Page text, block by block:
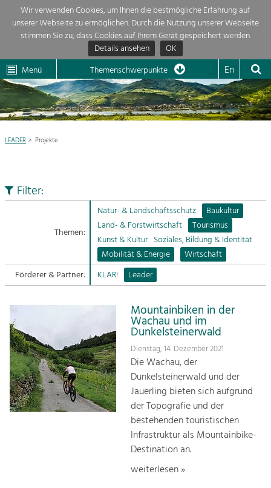
Wir verwenden Cookies, um Ihnen die bestmögliche Erfahrung auf
unserer Webseite zu ermöglichen. Durch die Nutzung unserer Webseite
stimmen Sie zu, dass Cookies auf Ihrem Gerät gespeichert werden.
Details ansehen
OK
Dunkelsteinerwald Klima
Menü Themenschwerpunkte En
Aktuelles 
Region 
Projekte
Mein Projekt 
Impressum
Kontakt
Themenübersicht
Die Regionalentwicklung in unserer Region ist sehr vielfältig. Deshalb
geben wir hier eine Übersicht über unsere Themenschwerpunkte. Für
mehr Informationen einfach das Thema anklicken und schon werden alle
Projekte in diesem Kontext angezeigt.
Natur- &
Baukultur
Ortsbild, Baukultur und nachhaltiges
Land- & Forstwirtschaft
Bewirtschaftung und Pflege der
Kulturlandschaft.
Kunst & Kultur
Handwerk, Wissenschaft und Forschung.
Soziales, Bildung &
Gleichberechtigung, Jugend und
Klimawandel, öffentlicher Verkehr und
LEADER Projekte
Filter:
Themen:
Natur- & Landschaftsschutz
Baukultur
Land- & Forstwirtschaft
Tourismus
Kunst & Kultur Soziales, Bildung & Identität
Mobilität & Energie
Wirtschaft
Förderer & Partner:
KLAR! Leader
Mountainbiken in der
Wachau und im
Dunkelsteinerwald
Dienstag, 14. Dezember 2021
Die Wachau, der
Dunkelsteinerwald und der
Jauerling bieten sich aufgrund
der Topografie und der
bestehenden touristischen
Infrastruktur als Mountainbike-
Destination an.
weiterlesen »